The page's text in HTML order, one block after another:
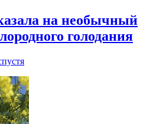
на необычный
голодания